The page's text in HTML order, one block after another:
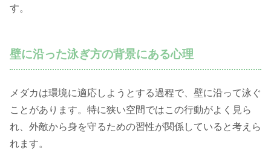
す。
壁に沿った泳ぎ方の背景にある心理
メダカは環境に適応しようとする過程で、壁に沿って泳ぐ
ことがあります。特に狭い空間ではこの行動がよく見ら
れ、外敵から身を守るための習性が関係していると考えら
れます。